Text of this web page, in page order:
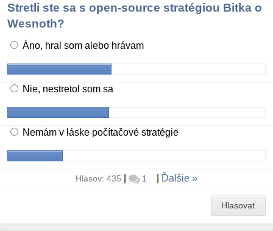
Stretli ste sa s open-source stratégiou Bitka o
Wesnoth?
Áno, hral som alebo hrávam
Nie, nestretol som sa
Nemám v láske počítačové stratégie
Hlasov: 435 1 Ďalšie
Hlasovať